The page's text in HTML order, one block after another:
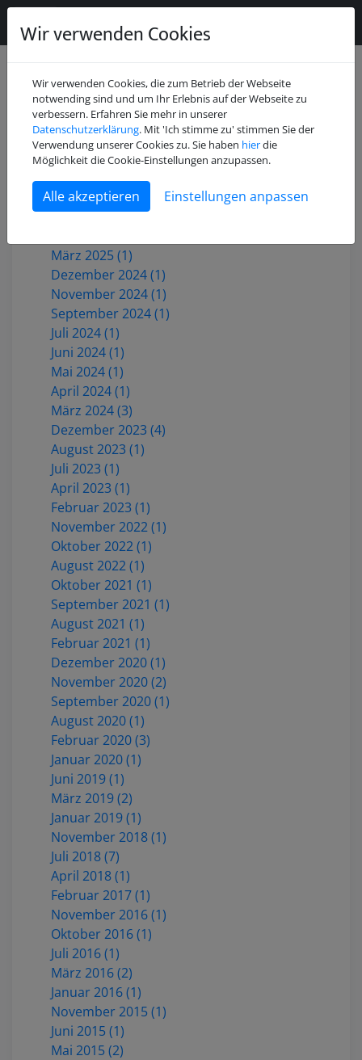
Juli 2026 (2)
Mai 2026 (1)
Dezember 2025 (3)
Oktober 2025 (1)
Juni 2025 (1)
März 2025 (1)
Dezember 2024 (1)
November 2024 (1)
September 2024 (1)
Juli 2024 (1)
Juni 2024 (1)
Mai 2024 (1)
April 2024 (1)
März 2024 (3)
Dezember 2023 (4)
August 2023 (1)
Juli 2023 (1)
April 2023 (1)
Februar 2023 (1)
November 2022 (1)
Oktober 2022 (1)
August 2022 (1)
Oktober 2021 (1)
September 2021 (1)
August 2021 (1)
Februar 2021 (1)
Dezember 2020 (1)
November 2020 (2)
September 2020 (1)
August 2020 (1)
Februar 2020 (3)
Januar 2020 (1)
Juni 2019 (1)
März 2019 (2)
Januar 2019 (1)
November 2018 (1)
Juli 2018 (7)
April 2018 (1)
Februar 2017 (1)
November 2016 (1)
Oktober 2016 (1)
Juli 2016 (1)
März 2016 (2)
Januar 2016 (1)
November 2015 (1)
Juni 2015 (1)
Mai 2015 (2)
Wir verwenden Cookies
Wir verwenden Cookies, die zum Betrieb der Webseite
notwending sind und um Ihr Erlebnis auf der Webseite zu
verbessern. Erfahren Sie mehr in unserer
Datenschutzerklärung. Mit 'Ich stimme zu' stimmen Sie der
Verwendung unserer Cookies zu. Sie haben hierdie
Möglichkeit die Cookie-Einstellungen anzupassen.
Einstellungen anpassen